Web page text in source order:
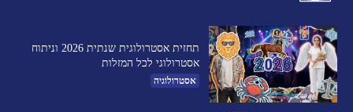
תחזית אסטרולוגית שנתית 2026 וניתוח
אסטרולוגי לכל המזלות
אסטרולוגיה